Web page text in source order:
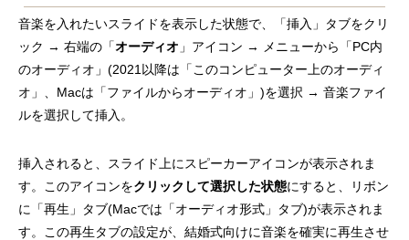
音楽を入れたいスライドを表示した状態で、「挿入」タブをクリ
ック → 右端の「オーディオ 」アイコン → メニューから「PC内
のオーディオ」(2021以降は「このコンピューター上のオーディ
オ」、Macは「ファイルからオーディオ」)を選択 → 音楽ファイ
ルを選択して挿入。
挿入されると、スライド上にスピーカーアイコンが表示されま
す。このアイコンをクリックして選択した状態にすると、リボン
に「再生」タブ(Macでは「オーディオ形式」タブ)が表示されま
す。この再生タブの設定が、結婚式向けに音楽を確実に再生させ